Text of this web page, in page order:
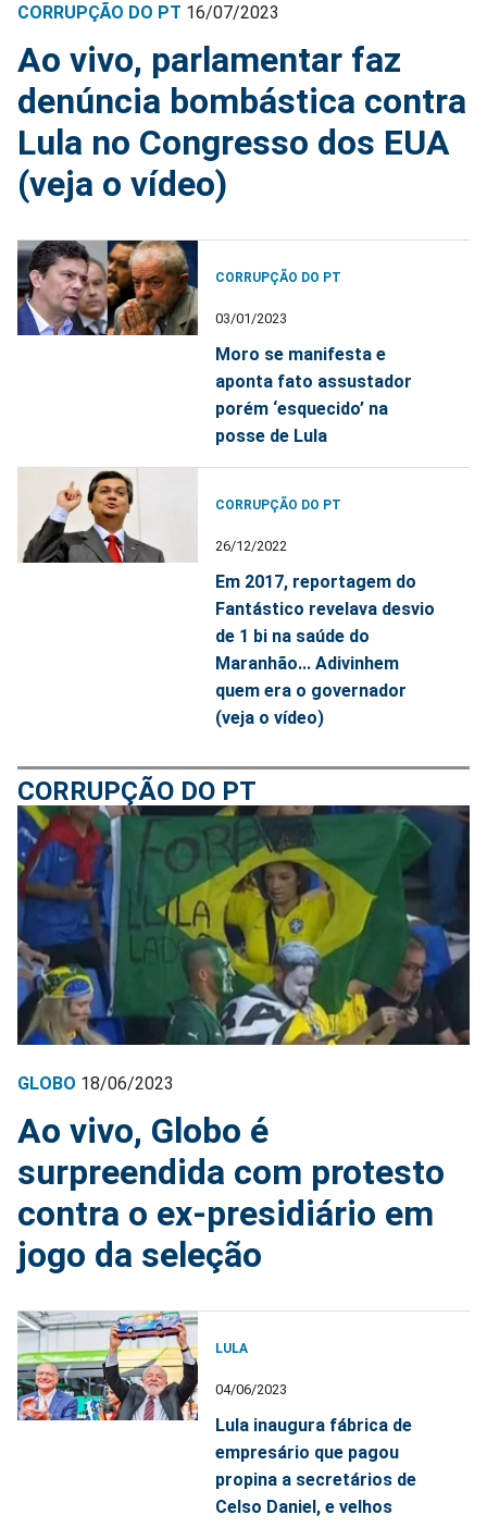
CORRUPÇÃO DO PT 16/07/2023
Ao vivo, parlamentar faz
denúncia bombástica contra
Lula no Congresso dos EUA
(veja o vídeo)
CORRUPÇÃO DO PT
03/01/2023
Moro se manifesta e
aponta fato assustador
porém ‘esquecido’ na
posse de Lula
CORRUPÇÃO DO PT
26/12/2022
Em 2017, reportagem do
Fantástico revelava desvio
de 1 bi na saúde do
Maranhão... Adivinhem
quem era o governador
(veja o vídeo)
CORRUPÇÃO DO PT
GLOBO 18/06/2023
Ao vivo, Globo é
surpreendida com protesto
contra o ex-presidiário em
jogo da seleção
LULA
04/06/2023
Lula inaugura fábrica de
empresário que pagou
propina a secretários de
Celso Daniel, e velhos